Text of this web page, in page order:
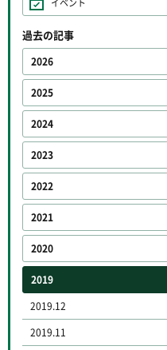
イベント
過去の記事
2026
2025
2024
2023
2022
2021
2020
2019
2019.12
2019.11